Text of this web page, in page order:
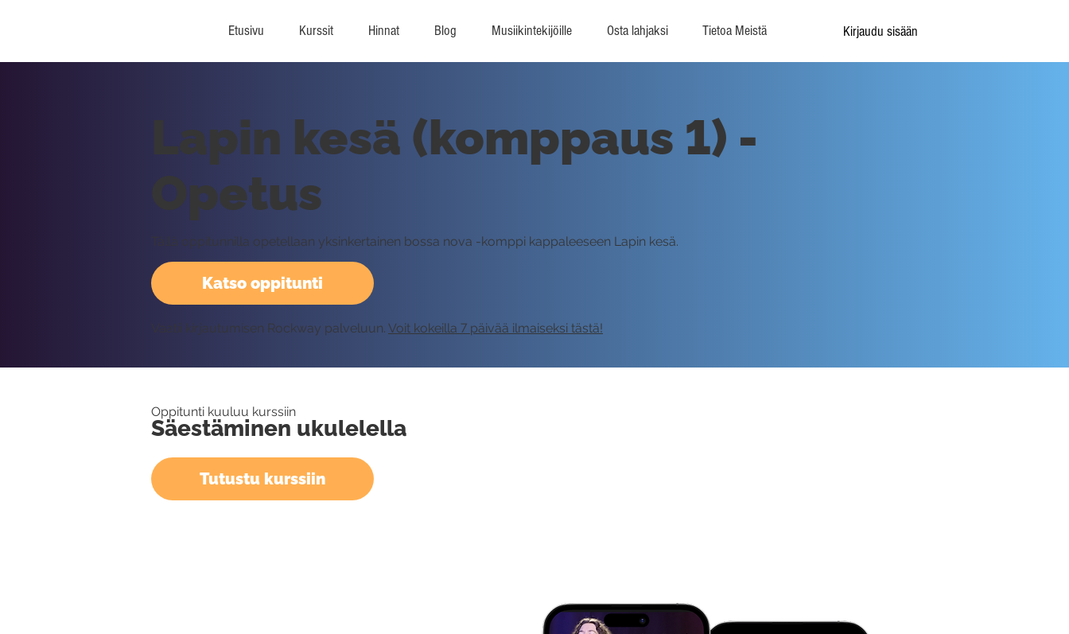
Etusivu Kurssit Hinnat Blog Musiikintekijöille Osta lahjaksi Tietoa Meistä Kirjaudu sisään
Katso oppitunti
Lapin kesä (komppaus 1) -
Opetus
Tällä oppitunnilla opetellaan yksinkertainen bossa nova -komppi kappaleeseen Lapin kesä.
Vaatii kirjautumisen Rockway palveluun. Voit kokeilla 7 päivää ilmaiseksi tästä!
Oppitunti kuuluu kurssiin
Säestäminen ukulelella
Tutustu kurssiin